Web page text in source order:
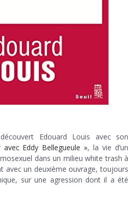
Edouard Louis avec son
avec Eddy Bellegueule », la vie d’un
dans un milieu white trash à
avec un deuxième ouvrage, toujours
sur une agression dont il a été